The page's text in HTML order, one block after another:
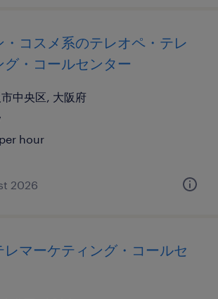
・コスメ系のテレオペ・テレ
グ・コールセンター
中央区, 大阪府
hour
2026
レマーケティング・コールセ